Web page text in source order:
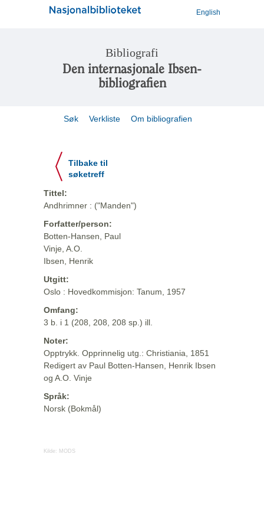
English
Bibliografi
Den internasjonale Ibsen-
bibliografien
Søk Verkliste Om bibliografien
Tilbake til
søketreff
Tittel:
Andhrimner : ("Manden")
Forfatter/person:
Botten-Hansen, Paul
Vinje, A.O.
Ibsen, Henrik
Utgitt:
Oslo : Hovedkommisjon: Tanum, 1957
Omfang:
3 b. i 1 (208, 208, 208 sp.) ill.
Noter:
Opptrykk. Opprinnelig utg.: Christiania, 1851
Redigert av Paul Botten-Hansen, Henrik Ibsen
og A.O. Vinje
Språk:
Norsk (Bokmål)
Kilde: MODS